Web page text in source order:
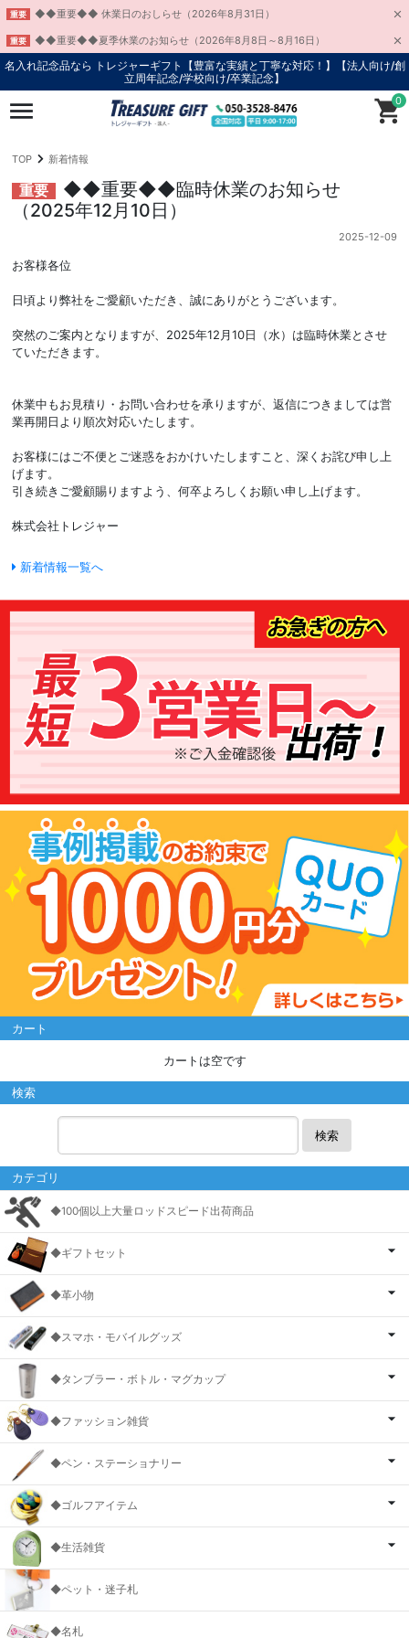
重要 ◆◆重要◆◆ 休業日のおしらせ（2026年8月31日）
重要
◆◆重要◆◆夏季休業のお知らせ（2026年8月8日～8月16日）
名入れ記念品なら トレジャーギフト【豊富な実績と丁寧な対応！】
【法人向け/創
立周年記念/学校向け/卒業記念】
0
TOP 新着情報
重要
◆◆重要◆◆臨時休業のお知らせ
（2025年12月10日）
2025-12-09
お客様各位
日頃より弊社をご愛顧いただき、誠にありがとうございます。
突然のご案内となりますが、2025年12月10日（水）は臨時休業とさせ
ていただきます。
休業中もお見積り・お問い合わせを承りますが、返信につきましては営
業再開日より順次対応いたします。
お客様にはご不便とご迷惑をおかけいたしますこと、深くお詫び申し上
げます。
引き続きご愛顧賜りますよう、何卒よろしくお願い申し上げます。
株式会社トレジャー
新着情報一覧へ
カート
カートは空です
検索
検索
カテゴリ
◆100個以上大量ロッドスピード出荷商品
◆ギフトセット
◆革小物
◆スマホ・モバイルグッズ
◆タンブラー・ボトル・マグカップ
◆ファッション雑貨
◆ペン・ステーショナリー
◆ゴルフアイテム
◆生活雑貨
◆ペット・迷子札
◆名札